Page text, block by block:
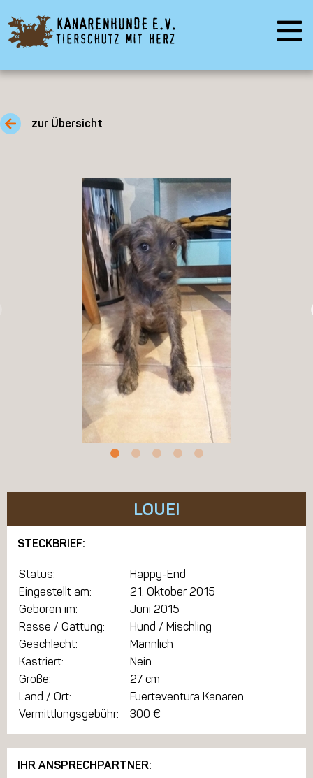
zur Übersicht
LOUEI
STECKBRIEF:
Status:
Happy-End
Eingestellt am:
21. Oktober 2015
Geboren im:
Juni 2015
Rasse / Gattung:
Hund / Mischling
Geschlecht:
Männlich
Kastriert:
Nein
Größe:
27 cm
Land / Ort:
Fuerteventura Kanaren
Vermittlungsgebühr:
300 €
IHR ANSPRECHPARTNER: